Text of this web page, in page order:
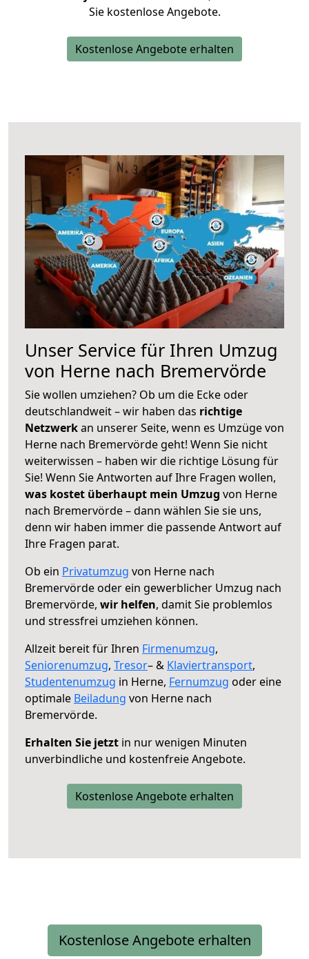
Sie kostenlose Angebote.
Kostenlose Angebote erhalten
Unser Service für Ihren Umzug
von Herne nach Bremervörde
Sie wollen umziehen? Ob um die Ecke oder
deutschlandweit – wir haben das richtige
Netzwerkan unserer Seite, wenn es Umzüge von
Herne nach Bremervörde geht! Wenn Sie nicht
weiterwissen – haben wir die richtige Lösung für
Sie! Wenn Sie Antworten auf Ihre Fragen wollen,
was kostet überhaupt mein Umzug von Herne
nach Bremervörde – dann wählen Sie sie uns,
denn wir haben immer die passende Antwort auf
Ihre Fragen parat.
Ob ein Privatumzug von Herne nach
Bremervörde oder ein gewerblicher Umzug nach
Bremervörde, wir helfen, damit Sie problemlos
und stressfrei umziehen können.
Allzeit bereit für Ihren Firmenumzug,
Seniorenumzug, Tresor– & Klaviertransport,
Studentenumzug in Herne, Fernumzug oder eine
optimale Beiladung von Herne nach
Bremervörde.
Erhalten Sie jetzt in nur wenigen Minuten
unverbindliche und kostenfreie Angebote.
Kostenlose Angebote erhalten
Kostenlose Angebote erhalten